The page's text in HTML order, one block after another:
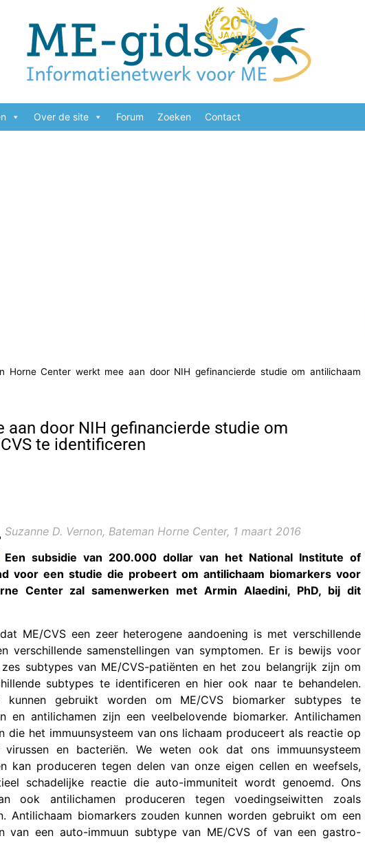
Over de site Forum Zoeken Contact
Horne Center werkt mee aan door NIH gefinancierde studie om antilichaam
aan door NIH gefinancierde studie om
te identificeren
Suzanne D. Vernon, Bateman Horne Center, 1 maart 2016
Een subsidie van 200.000 dollar van het National Institute of
voor een studie die probeert om antilichaam biomarkers voor
Center zal samenwerken met Armin Alaedini, PhD, bij dit
ME/CVS een zeer heterogene aandoening is met verschillende
verschillende samenstellingen van symptomen. Er is bewijs voor
subtypes van ME/CVS-patiënten en het zou belangrijk zijn om
subtypes te identificeren en hier ook naar te behandelen.
kunnen gebruikt worden om ME/CVS biomarker subtypes te
en antilichamen zijn een veelbelovende biomarker. Antilichamen
die het immuunsysteem van ons lichaam produceert als reactie op
virussen en bacteriën. We weten ook dat ons immuunsysteem
kan produceren tegen delen van onze eigen cellen en weefsels,
schadelijke reactie die auto-immuniteit wordt genoemd. Ons
ook antilichamen produceren tegen voedingseiwitten zoals
Antilichaam biomarkers zouden kunnen worden gebruikt om een
van een auto-immuun subtype van ME/CVS of van een gastro-